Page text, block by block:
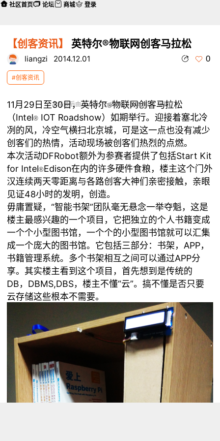
【创客资讯】 英特尔®物联网创客马拉松
liangzi 2014.12.01 0
#创客资讯
本帖最后由 liangzi 于 2014-12-4 16:17 编辑
11月29日至30日，英特尔®物联网创客马拉松
（Intel® IOT Roadshow）如期举行。迎接着塞北冷
冽的风，冷空气横扫北京城，可是这一点也没有减少
创客们的热情，活动现场被创客们热烈的点燃。
本次活动DFRobot额外为参赛者提供了包括Start Kit
for Intel®Edison在内的许多硬件食粮，楼主这个门外
汉连续两天零距离与各路创客大神们亲密接触，亲眼
见证48小时的发明，创造。
毋庸置疑，“智能书架”团队毫无悬念一举夺魁，这是
楼主最感兴趣的一个项目，它把独立的个人书籍变成
一个个小型图书馆，一个个的小型图书馆就可以汇集
成一个庞大的图书馆。它包括三部分：书架，APP，
书籍管理系统。多个书架相互之间可以通过APP分
享。其实楼主看到这个项目，首先想到是传统的
DB，DBMS,DBS，楼主不懂“云”。搞不懂是否只要
云存储这些根本不需要。
社区首页 论坛 商城 登录